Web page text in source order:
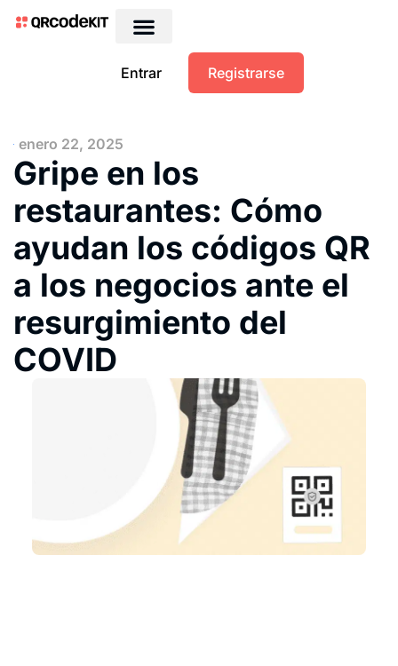
Entrar Registrarse
enero 22, 2025
Gripe en los
restaurantes: Cómo
ayudan los códigos QR
a los negocios ante el
resurgimiento del
COVID